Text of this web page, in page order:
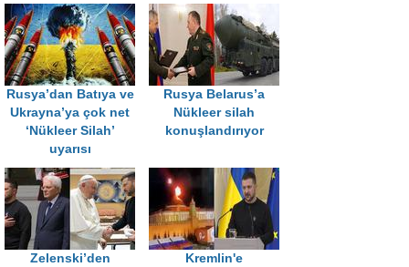
Rusya’dan Batıya ve
Ukrayna’ya çok net
‘Nükleer Silah’
uyarısı
Rusya Belarus’a
Nükleer silah
konuşlandırıyor
Zelenski’den
Kremlin'e